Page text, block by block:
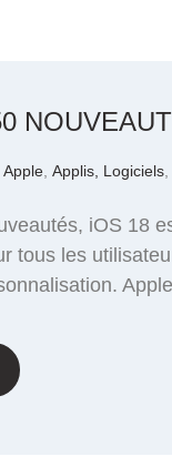
Apple Applis, Logiciels
iOS 18
tous les